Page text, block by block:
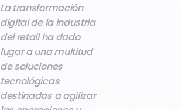
La transformación
digital de la industria
del retail ha dado
lugar a una multitud
de soluciones
tecnológicas
destinadas a agilizar